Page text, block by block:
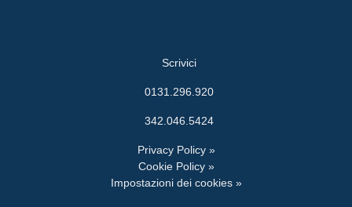
Scrivici
0131.296.920
342.046.5424
Privacy Policy »
Cookie Policy »
Impostazioni dei cookies »